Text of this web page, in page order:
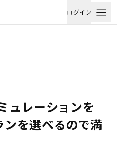
ログイン
ュレーションを
を選べるので満